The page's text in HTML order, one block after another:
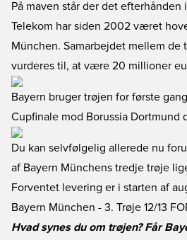
På maven står der det efterhånden
Telekom har siden 2002 været
München. Samarbejdet mellem de
vurderes til, at være 20 millioner
Bayern bruger trøjen for første
Cupfinale mod Borussia Dortmund
Du kan selvfølgelig allerede nu
af Bayern Münchens tredje trøje
Forventet levering er i starten af
Bayern München - 3. Trøje 12/13
Hvad synes du om trøjen? Får